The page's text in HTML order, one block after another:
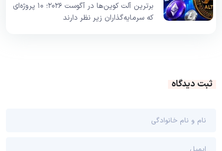
برترین آلت کوین‌ها در آگوست ۲۰۲۶؛ ۱۰ پروژه‌ای
که سرمایه‌گذاران زیر نظر دارند
ثبت دیدگاه